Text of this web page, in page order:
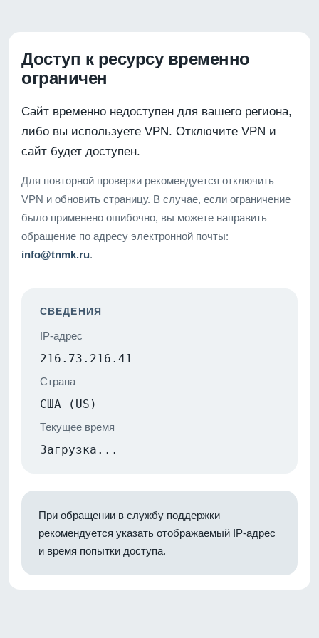
Доступ к ресурсу временно
ограничен
Сайт временно недоступен для вашего региона,
либо вы используете VPN. Отключите VPN и
сайт будет доступен.
Для повторной проверки рекомендуется отключить
VPN и обновить страницу. В случае, если ограничение
было применено ошибочно, вы можете направить
обращение по адресу электронной почты:
info@tnmk.ru.
СВЕДЕНИЯ
IP-адрес
216.73.216.41
Страна
США (US)
Текущее время
Загрузка...
При обращении в службу поддержки
рекомендуется указать отображаемый IP-адрес
и время попытки доступа.